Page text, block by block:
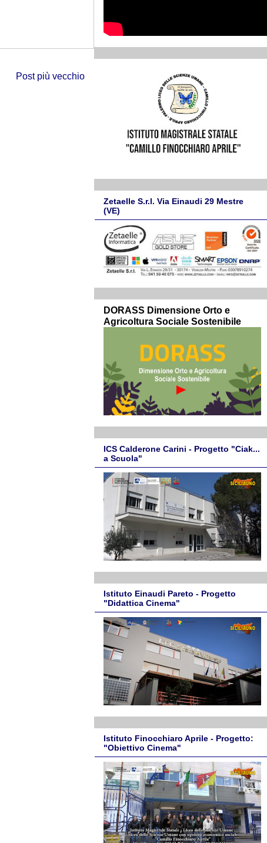
Post più vecchio
Zetaelle S.r.l. Via Einaudi 29 Mestre
(VE)
DORASS Dimensione Orto e
Agricoltura Sociale Sostenibile
ICS Calderone Carini - Progetto "Ciak...
a Scuola"
Istituto Einaudi Pareto - Progetto
"Didattica Cinema"
Istituto Finocchiaro Aprile - Progetto:
"Obiettivo Cinema"